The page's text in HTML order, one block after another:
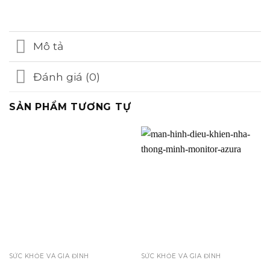
Mô tả
Đánh giá (0)
SẢN PHẨM TƯƠNG TỰ
SỨC KHỎE VÀ GIA ĐÌNH SỨC KHỎE VÀ GIA ĐÌNH